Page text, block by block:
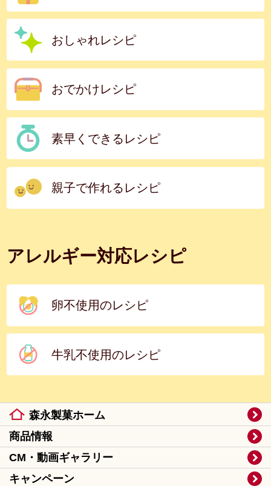
おしゃれレシピ
おでかけレシピ
素早くできるレシピ
親子で作れるレシピ
アレルギー対応レシピ
卵不使用のレシピ
牛乳不使用のレシピ
森永製菓ホーム
商品情報
CM・動画ギャラリー
キャンペーン